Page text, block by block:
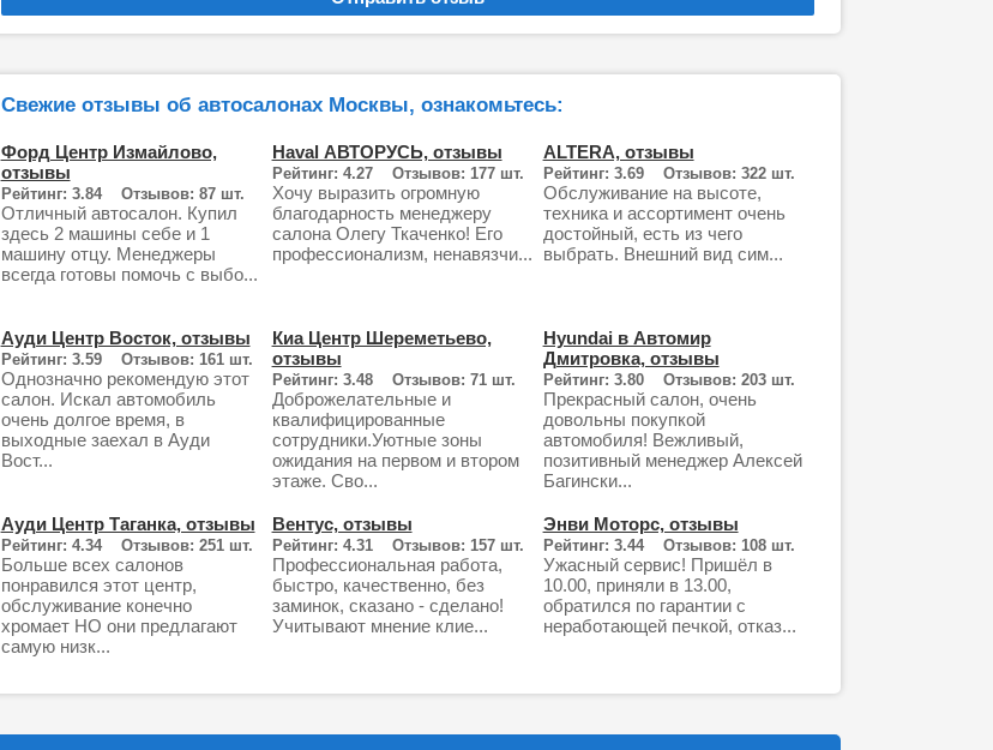
Свежие отзывы об автосалонах Москвы, ознакомьтесь:
Форд Центр Измайлово,
отзывы
Рейтинг: 3.84 Отзывов: 87 шт.
Отличный автосалон. Купил
здесь 2 машины себе и 1
машину отцу. Менеджеры
всегда готовы помочь с выбо...
Haval АВТОРУСЬ, отзывы
Рейтинг: 4.27 Отзывов: 177 шт.
Хочу выразить огромную
благодарность менеджеру
салона Олегу Ткаченко! Его
профессионализм, ненавязчи...
ALTERA, отзывы
Рейтинг: 3.69 Отзывов: 322 шт.
Обслуживание на высоте,
техника и ассортимент очень
достойный, есть из чего
выбрать. Внешний вид сим...
Ауди Центр Восток, отзывы
Рейтинг: 3.59 Отзывов: 161 шт.
Однозначно рекомендую этот
салон. Искал автомобиль
очень долгое время, в
выходные заехал в Ауди
Вост...
Киа Центр Шереметьево,
отзывы
Рейтинг: 3.48 Отзывов: 71 шт.
Доброжелательные и
квалифицированные
сотрудники.Уютные зоны
ожидания на первом и втором
этаже. Сво...
Hyundai в Автомир
Дмитровка, отзывы
Рейтинг: 3.80 Отзывов: 203 шт.
Прекрасный салон, очень
довольны покупкой
автомобиля! Вежливый,
позитивный менеджер Алексей
Багински...
Ауди Центр Таганка, отзывы
Рейтинг: 4.34 Отзывов: 251 шт.
Больше всех салонов
понравился этот центр,
обслуживание конечно
хромает НО они предлагают
самую низк...
Вентус, отзывы
Рейтинг: 4.31 Отзывов: 157 шт.
Профессиональная работа,
быстро, качественно, без
заминок, сказано - сделано!
Учитывают мнение клие...
Энви Моторс, отзывы
Рейтинг: 3.44 Отзывов: 108 шт.
Ужасный сервис! Пришёл в
10.00, приняли в 13.00,
обратился по гарантии с
неработающей печкой, отказ...